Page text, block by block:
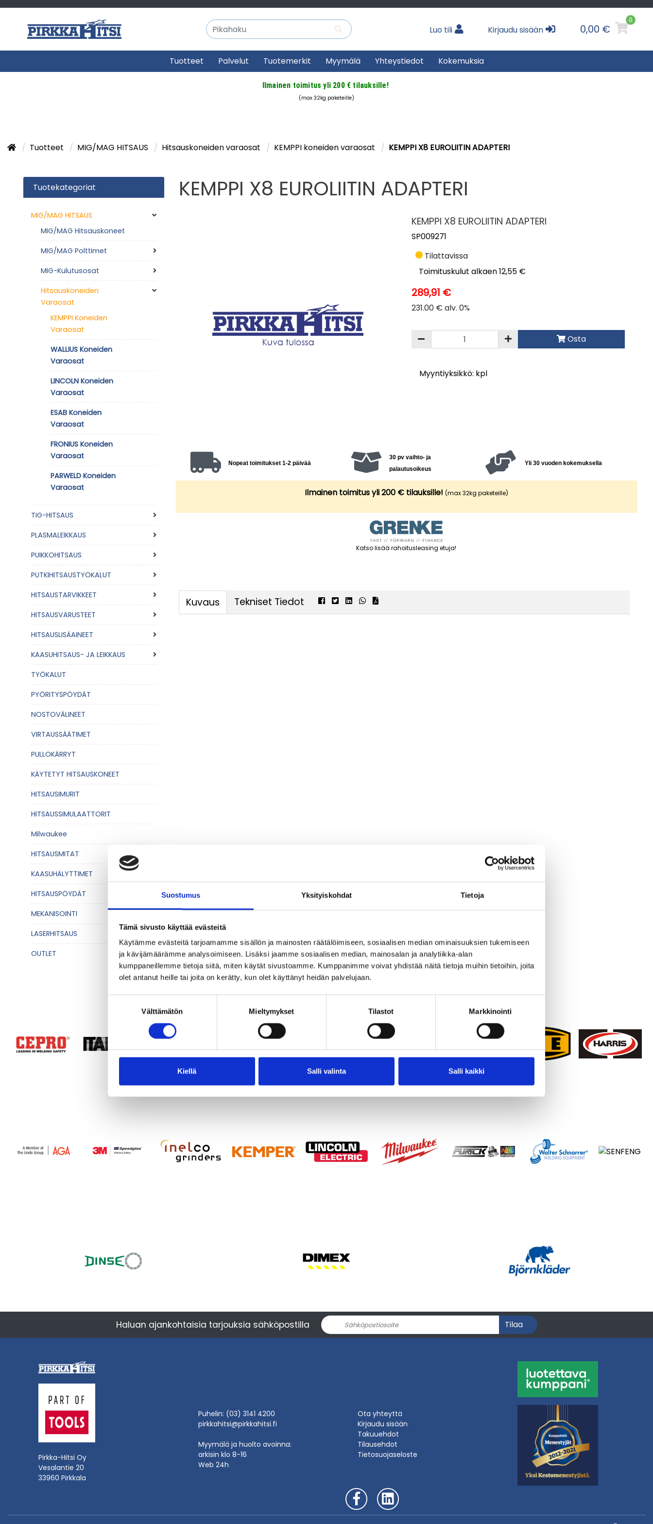
Suostumus Yksityiskohdat Tietoja
Tämä sivusto käyttää evästeitä
Käytämme evästeitä tarjoamamme sisällön ja mainosten räätälöimiseen, sosiaalisen median ominaisuuksien tukemiseen
ja kävijämäärämme analysoimiseen. Lisäksi jaamme sosiaalisen median, mainosalan ja analytiikka-alan
kumppaneillemme tietoja siitä, miten käytät sivustoamme. Kumppanimme voivat yhdistää näitä tietoja muihin tietoihin, joita
olet antanut heille tai joita on kerätty, kun olet käyttänyt heidän palvelujaan.
Välttämätön Mieltymykset Tilastot Markkinointi
Kiellä Salli valinta Salli kaikki
Luo tili Kirjaudu sisään 0,00 €
0
Tuotteet Palvelut Tuotemerkit Myymälä Yhteystiedot Kokemuksia
Ilmainen toimitus yli 200 € tilauksille!
(max 32kg paketeille)
Tuotteet MIG/MAG HITSAUS Hitsauskoneiden varaosat KEMPPI koneiden varaosat KEMPPI X8 EUROLIITIN ADAPTERI
Tuotekategoriat
MIG/MAG HITSAUS
MIG/MAG Hitsauskoneet
MIG/MAG Polttimet
MIG-Kulutusosat
Hitsauskoneiden
Varaosat
KEMPPI Koneiden
Varaosat
WALLIUS Koneiden
Varaosat
LINCOLN Koneiden
Varaosat
ESAB Koneiden
Varaosat
FRONIUS Koneiden
Varaosat
PARWELD Koneiden
Varaosat
TIG-HITSAUS
PLASMALEIKKAUS
PUIKKOHITSAUS
PUTKIHITSAUSTYÖKALUT
HITSAUSTARVIKKEET
HITSAUSVARUSTEET
HITSAUSLISÄAINEET
KAASUHITSAUS- JA LEIKKAUS
TYÖKALUT
PYÖRITYSPÖYDÄT
NOSTOVÄLINEET
VIRTAUSSÄÄTIMET
PULLOKÄRRYT
KÄYTETYT HITSAUSKONEET
HITSAUSIMURIT
HITSAUSSIMULAATTORIT
Milwaukee
HITSAUSMITAT
KAASUHÄLYTTIMET
HITSAUSPÖYDÄT
MEKANISOINTI
LASERHITSAUS
OUTLET
KEMPPI X8 EUROLIITIN ADAPTERI
KEMPPI X8 EUROLIITIN ADAPTERI
SP009271
Tilattavissa
Toimituskulut alkaen 12,55 €
289,91 €
231.00 € alv. 0%
Osta
Myyntiyksikkö: kpl
Nopeat toimitukset 1-2 päivää
30 pv vaihto- ja
palautusoikeus
Yli 30 vuoden kokemuksella
Ilmainen toimitus yli 200 € tilauksille! (max 32kg paketeille)
Katso lisää rahoitusleasing etuja!
Kuvaus Tekniset Tiedot
Haluan ajankohtaisia tarjouksia sähköpostilla Tilaa
Pirkka-Hitsi Oy
Vesalantie 20
33960 Pirkkala
Puhelin: (03) 3141 4200
pirkkahitsi@pirkkahitsi.fi
Myymälä ja huolto avoinna:
arkisin klo 8-16
Web 24h
Ota yhteyttä
Kirjaudu sisään
Takuuehdot
Tilausehdot
Tietosuojaseloste